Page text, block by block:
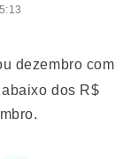
dezembro com
dos R$